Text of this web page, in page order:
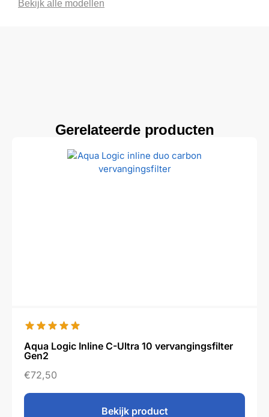
Gerelateerde producten
Aqua Logic Inline C-Ultra 10 vervangingsfilter
Gen2
€72,50
Bekijk product